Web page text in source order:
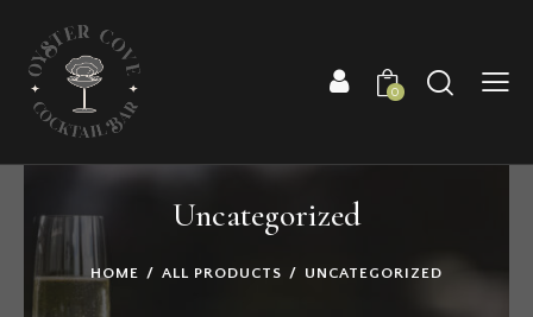
0
Uncategorized
HOME ALL PRODUCTS UNCATEGORIZED
Showing the single result